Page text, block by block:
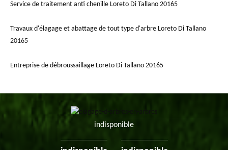
Service de traitement anti chenille Loreto Di Tallano 20165
Travaux d'élagage et abattage de tout type d'arbre Loreto Di Tallano
20165
Entreprise de débroussaillage Loreto Di Tallano 20165
indisponible